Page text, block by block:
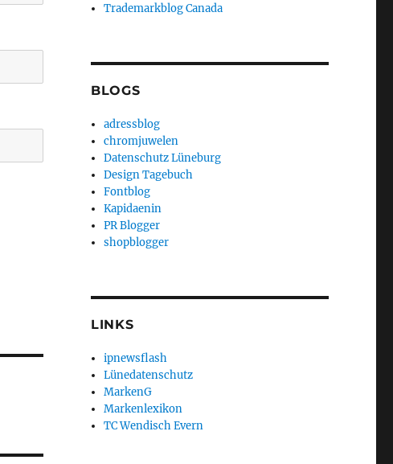
Trademarkblog Canada
BLOGS
adressblog
chromjuwelen
Datenschutz Lüneburg
Design Tagebuch
Fontblog
Kapidaenin
PR Blogger
shopblogger
LINKS
ipnewsflash
Lünedatenschutz
MarkenG
Markenlexikon
TC Wendisch Evern